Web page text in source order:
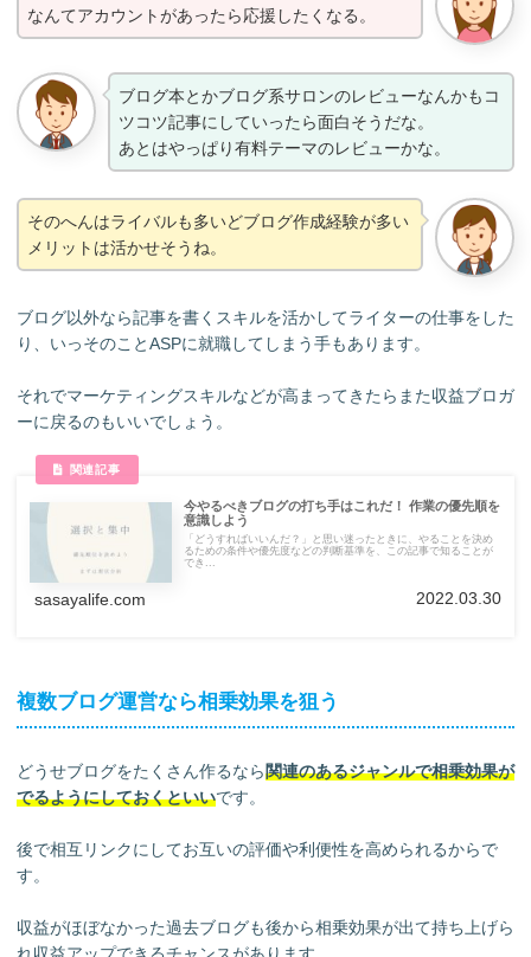
なんてアカウントがあったら応援したくなる。
ブログ本とかブログ系サロンのレビューなんかもコ
ツコツ記事にしていったら面白そうだな。
あとはやっぱり有料テーマのレビューかな。
そのへんはライバルも多いどブログ作成経験が多い
メリットは活かせそうね。
ブログ以外なら記事を書くスキルを活かしてライターの仕事をした
り、いっそのことASPに就職してしまう手もあります。
それでマーケティングスキルなどが高まってきたらまた収益ブロガ
ーに戻るのもいいでしょう。
今やるべきブログの打ち手はこれだ！ 作業の優先順を
意識しよう
「どうすればいいんだ？」と思い迷ったときに、やることを決め
るための条件や優先度などの判断基準を、この記事で知ることが
でき...
sasayalife.com 2022.03.30
複数ブログ運営なら相乗効果を狙う
どうせブログをたくさん作るなら関連のあるジャンルで相乗効果が
でるようにしておくといいです。
後で相互リンクにしてお互いの評価や利便性を高められるからで
す。
収益がほぼなかった過去ブログも後から相乗効果が出て持ち上げら